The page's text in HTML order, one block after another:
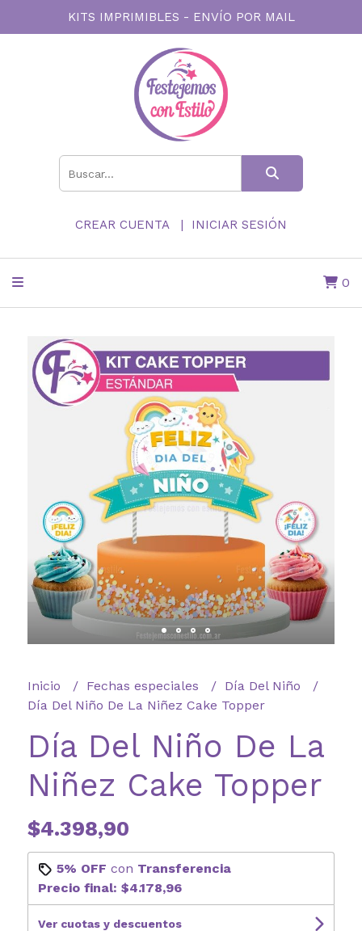
KITS IMPRIMIBLES - ENVÍO POR MAIL
CREAR CUENTA INICIAR SESIÓN
0
Inicio Fechas especiales
Día Del Niño
Día Del Niño De La Niñez Cake Topper
Día Del Niño De La
Niñez Cake Topper
$4.398,90
5% OFF con Transferencia
Precio final: $4.178,96
Ver cuotas y descuentos